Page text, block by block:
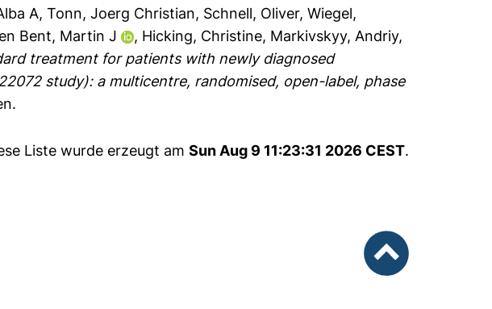
A,Tonn, Joerg Christian, Schnell, Oliver,Wiegel,
Bent, Martin J , Hicking, Christine, Markivskyy, Andriy,
treatment for patients with newly diagnosed
study): a multicentre, randomised, open-label, phase
Liste wurde erzeugt am Sun Aug 9 11:23:31 2026 CEST.